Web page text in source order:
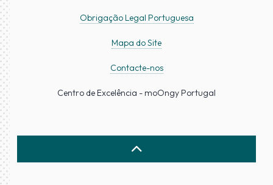
Obrigação Legal Portuguesa
Mapa do Site
Contacte-nos
Centro de Excelência - moOngy Portugal